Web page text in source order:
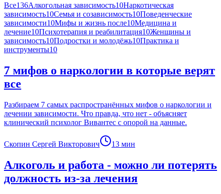
Все136Алкогольная зависимость10Наркотическая
зависимость10Семья и созависимость10Поведенческие
зависимости10Мифы и жизнь после10Медицина и
лечение10Психотерапия и реабилитация10Женщины и
зависимость10Подростки и молодёжь10Практика и
инструменты10
7 мифов о наркологии в которые верят
все
Разбираем 7 самых распространённых мифов о наркологии и
лечении зависимости. Что правда, что нет - объясняет
клинический психолог Вивантес с опорой на данные.
Скопин Сергей Викторович 13 мин
Алкоголь и работа - можно ли потерять
должность из-за лечения